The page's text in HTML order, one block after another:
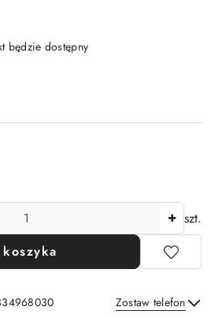
będzie dostępny
szt.
koszyka
Zostaw telefon